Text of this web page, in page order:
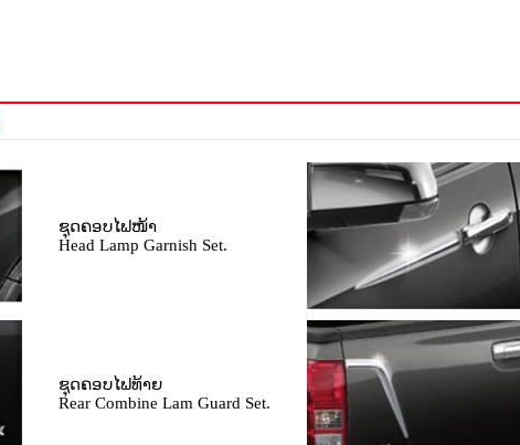
ຊຸດຄອບໄຟໜ້າ
Head Lamp Garnish Set.
ຊຸດຄອບໄຟທ້າຍ
Rear Combine Lam Guard Set.